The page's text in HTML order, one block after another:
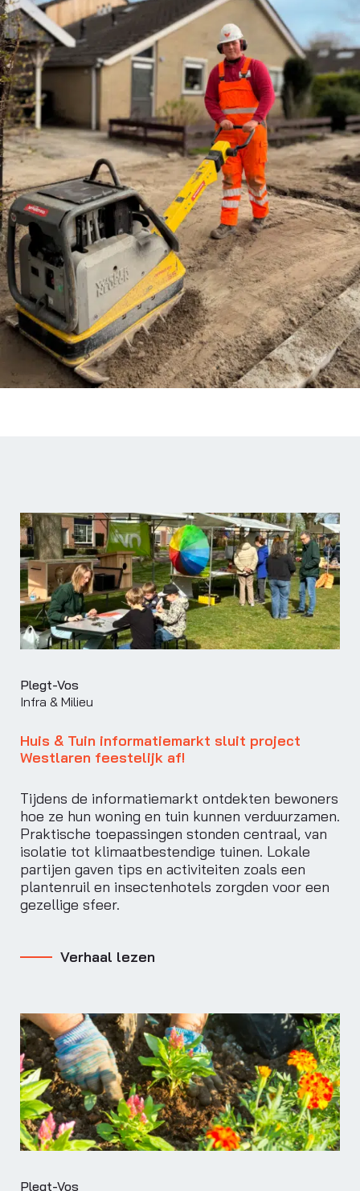
Plegt-Vos
Infra & Milieu
Huis & Tuin informatiemarkt sluit project
Westlaren feestelijk af!
Tijdens de informatiemarkt ontdekten bewoners
hoe ze hun woning en tuin kunnen verduurzamen.
Praktische toepassingen stonden centraal, van
isolatie tot klimaatbestendige tuinen. Lokale
partijen gaven tips en activiteiten zoals een
plantenruil en insectenhotels zorgden voor een
gezellige sfeer.
Verhaal lezen
Plegt-Vos